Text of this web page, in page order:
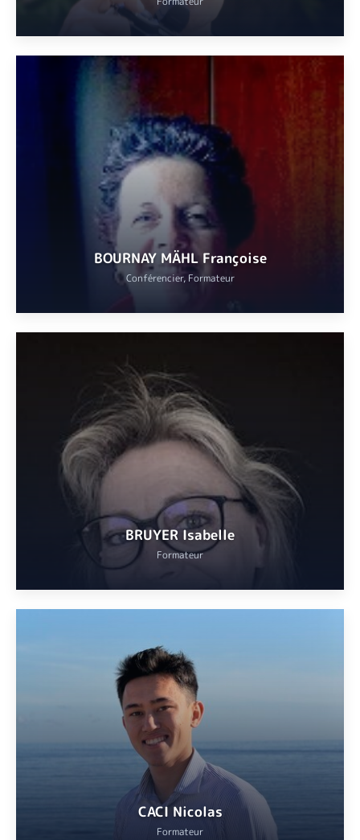
Biologiste botaniste agréé par l’INRAE Antibes, Sophia Antipolis
et Avignon, enseignant vacataire de l’Université Côte d’Azur,
animateur scientifique naturaliste, enseignant conférencier,
expert en flores indigènes et exotiques du sud-est de la France.
VOIR
BOURNAY MÄHL Françoise
Conférencier, Formateur
Agrégée de lettres classiques, licence en philosophie.
BRUYER Isabelle
Formateur
Educateur canin depuis 17 ans, conseillère en comportement et
apprentissages des méthodes positives.
VOIR
CACI Nicolas
Formateur